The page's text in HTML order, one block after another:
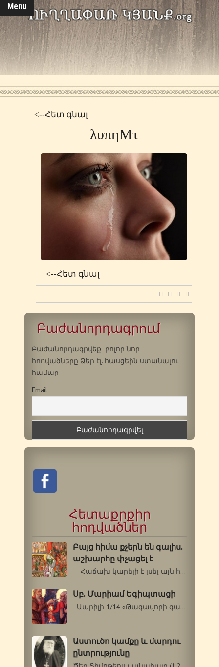
Menu
<--Հետ գնալ
λυπηΜτ
<--Հետ գնալ
Բաժանորդագրում
Բաժանորդագրվեք` բոլոր նոր
հոդվածները Ձեր էլ. հասցեին ստանալու
համար
Email
Հետաքրքիր
հոդվածներ
Բայց հիմա քչերն են գալիս.
աշխարհը փչացել է
Հաճախ կարելի է լսել այն հեգնական…
Սբ. Մարիամ Եգիպտացի
Ապրիլի 1/14 «Թագավորի գաղտնիքը…
Աստուծո կամքը և մարդու
ընտրությունը